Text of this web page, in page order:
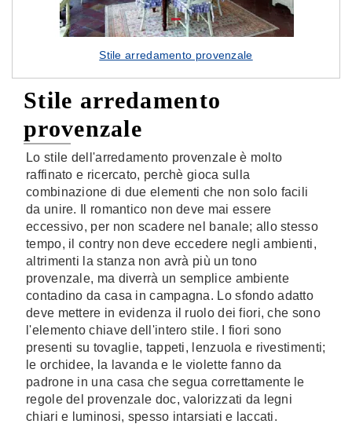
Stile arredamento provenzale
Stile arredamento
provenzale
Lo stile dell'arredamento provenzale è molto
raffinato e ricercato, perchè gioca sulla
combinazione di due elementi che non solo facili
da unire. Il romantico non deve mai essere
eccessivo, per non scadere nel banale; allo stesso
tempo, il contry non deve eccedere negli ambienti,
altrimenti la stanza non avrà più un tono
provenzale, ma diverrà un semplice ambiente
contadino da casa in campagna. Lo sfondo adatto
deve mettere in evidenza il ruolo dei fiori, che sono
l'elemento chiave dell'intero stile. I fiori sono
presenti su tovaglie, tappeti, lenzuola e rivestimenti;
le orchidee, la lavanda e le violette fanno da
padrone in una casa che segua correttamente le
regole del provenzale doc, valorizzati da legni
chiari e luminosi, spesso intarsiati e laccati.